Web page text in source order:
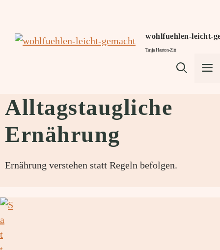
springen
wohlfuehlen-leicht-
Tanja Hauton-Zitt
Alltagstaugliche
Ernährung
Ernährung verstehen statt Regeln befolgen.